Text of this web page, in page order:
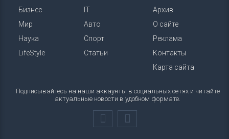
Бизнес
Мир
Наука
LifeStyle
IT
Авто
Спорт
Статьи
Архив
О сайте
Реклама
Контакты
Карта сайта
Подписывайтесь на наши аккаунты в социальных сетях и читайте
актуальные новости в удобном формате.